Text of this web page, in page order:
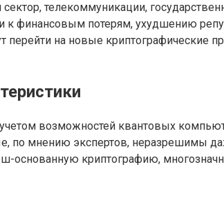
телекоммуникации,
к финансовым потерям, ухудшению
перейти на новые криптографические
возможностей квантовых
по мнению экспертов, неразрешимы
криптографию,